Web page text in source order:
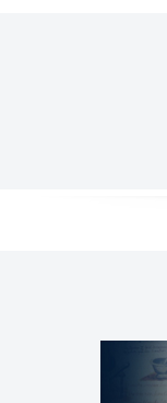
mes